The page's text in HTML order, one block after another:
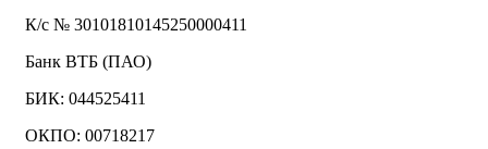
К/с № 30101810145250000411
Банк ВТБ (ПАО)
БИК: 044525411
ОКПО: 00718217